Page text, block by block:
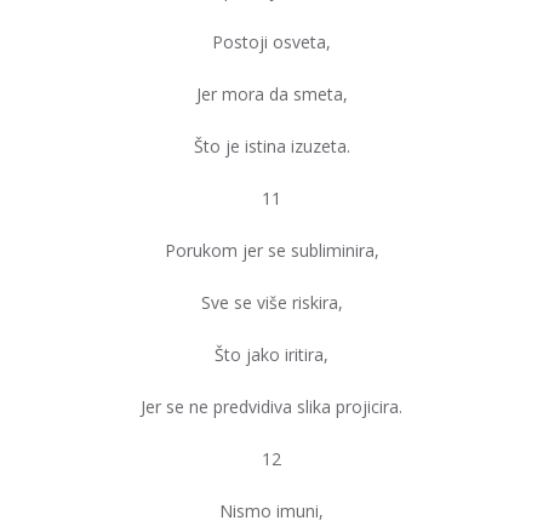
Postoji osveta,
Jer mora da smeta,
Što je istina izuzeta.
11
Porukom jer se subliminira,
Sve se više riskira,
Što jako iritira,
Jer se ne predvidiva slika projicira.
12
Nismo imuni,